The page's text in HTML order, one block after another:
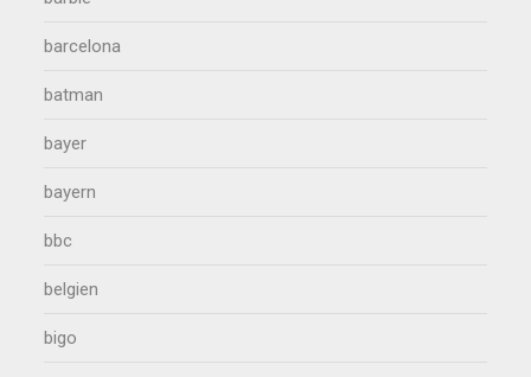
barcelona
batman
bayer
bayern
bbc
belgien
bigo